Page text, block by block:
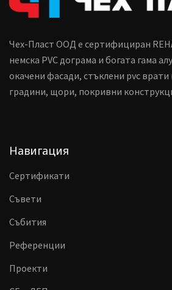
Чех-Пласт ООД е сертифициран
немска PVC дограма и богата гама
окачени фасади, стъклени pvc
градини, щори, покривни
Навигация
Сертификати
Съвети
Събития
Референции
Проекти